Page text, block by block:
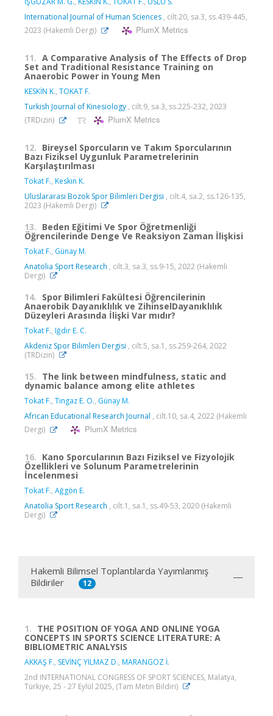
International Journal of Human Sciences , cilt.20, sa.3, ss.439-445,
2023 (Hakemli Dergi)
PlumX Metrics
11. A Comparative Analysis of The Effects of Drop
Set and Traditional Resistance Training on
Anaerobic Power in Young Men
KESKİN K., TOKAT F.
Turkish Journal of Kinesiology , cilt.9, sa.3, ss.225-232, 2023
(TRDizin)
PlumX Metrics
12. Bireysel Sporcuların ve Takım Sporcularının
Bazı Fiziksel Uygunluk Parametrelerinin
Karşılaştırılması
Tokat F., Keskin K.
Uluslararası Bozok Spor Bilimleri Dergisi , cilt.4, sa.2, ss.126-135,
2023 (Hakemli Dergi)
13. Beden Eğitimi Ve Spor Öğretmenliği
Öğrencilerinde Denge Ve Reaksiyon Zaman İlişkisi
Tokat F., Günay M.
Anatolia Sport Research , cilt.3, sa.3, ss.9-15, 2022 (Hakemli
Dergi)
14. Spor Bilimleri Fakültesi Öğrencilerinin
Anaerobik Dayanıklılık ve ZihinselDayanıklılık
Düzeyleri Arasında İlişki Var mıdır?
Tokat F., Iğdır E. C.
Akdeniz Spor Bilimleri Dergisi , cilt.5, sa.1, ss.259-264, 2022
(TRDizin)
15. The link between mindfulness, static and
dynamic balance among elite athletes
Tokat F., Tingaz E. O., Günay M.
African Educational Research Journal , cilt.10, sa.4, 2022 (Hakemli
Dergi)
PlumX Metrics
16. Kano Sporcularının Bazı Fiziksel ve Fizyolojik
Özellikleri ve Solunum Parametrelerinin
İncelenmesi
Tokat F., Ağgön E.
Anatolia Sport Research , cilt.1, sa.1, ss.49-53, 2020 (Hakemli
Dergi)
Hakemli Bilimsel Toplantılarda Yayımlanmış
Bildiriler
12
1. THE POSITION OF YOGA AND ONLINE YOGA
CONCEPTS IN SPORTS SCIENCE LITERATURE: A
BIBLIOMETRIC ANALYSIS
AKKAŞ F., SEVİNÇ YILMAZ D., MARANGOZ İ.
2nd INTERNATIONAL CONGRESS OF SPORT SCIENCES, Malatya,
Türkiye, 25 - 27 Eylül 2025, (Tam Metin Bildiri)